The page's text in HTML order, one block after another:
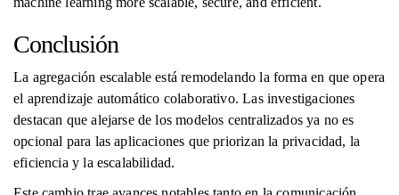
Conclusión
La agregación escalable está remodelando la forma en que opera
el aprendizaje automático colaborativo. Las investigaciones
destacan que alejarse de los modelos centralizados ya no es
opcional para las aplicaciones que priorizan la privacidad, la
eficiencia y la escalabilidad.